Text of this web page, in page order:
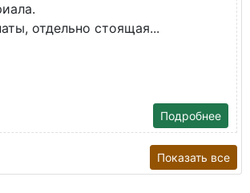
отдельно стоящая...
Подробнее
Показать все